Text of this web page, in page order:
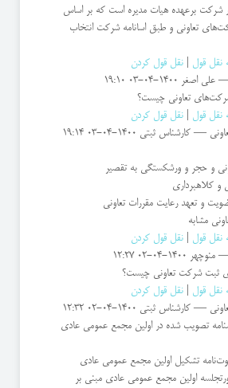
شرکت برعهده هیات مدیره‌ است که بر اساس
تعاونی و طبق اسانامه شرکت انتخاب
نقل قول
نقل قول کردن
علی اصغر 1400-04-03 19:10
تعاونی چیست؟
نقل قول
نقل قول کردن
— کارشناس ثبتی 1400-04-03 19:14
و حجر و ورشکستگی به تقصیر
و کلاهبرداری
و تعهد رعایت مقررات تعاونی
مشابه
نقل قول
نقل قول کردن
منوچهر 1400-04-02 12:27
ثبت شرکت تعاونی چیست؟
نقل قول
نقل قول کردن
— کارشناس ثبتی 1400-04-02 12:32
از صورتجلسه اولین مجمع عمومی عادی مبنی بر